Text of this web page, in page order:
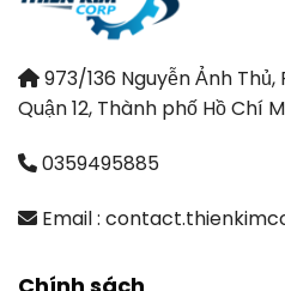
973/136 Nguyễn Ảnh
Quận 12, Thành phố Hồ Chí
0359495885
Email :